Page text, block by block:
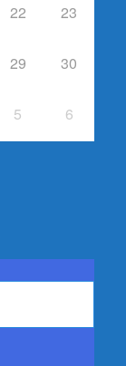
22 23
29 30
5 6